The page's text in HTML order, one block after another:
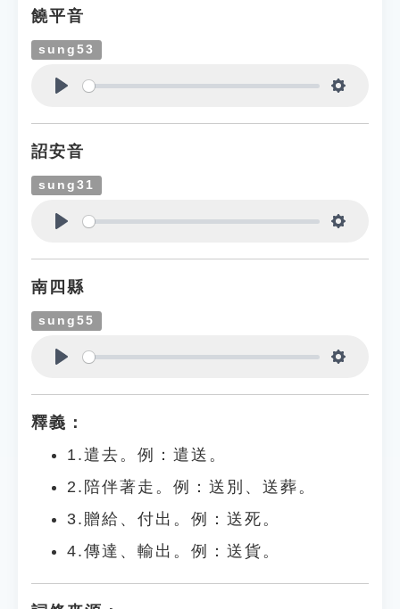
饒平音
sung53
詔安音
sung31
南四縣
sung55
釋義：
1.遣去。例：遣送。
2.陪伴著走。例：送別、送葬。
3.贈給、付出。例：送死。
4.傳達、輸出。例：送貨。